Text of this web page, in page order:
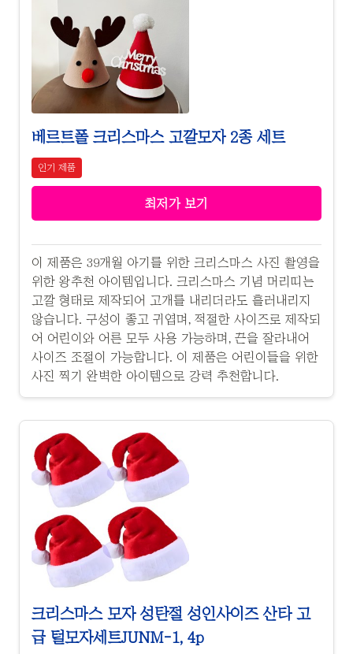
베르트폴 크리스마스 고깔모자 2종 세트
인기 제품
최저가 보기
이 제품은 39개월 아기를 위한 크리스마스 사진 촬영을
위한 왕추천 아이템입니다. 크리스마스 기념 머리띠는
고깔 형태로 제작되어 고개를 내리더라도 흘러내리지
않습니다. 구성이 좋고 귀엽며, 적절한 사이즈로 제작되
어 어린이와 어른 모두 사용 가능하며, 끈을 잘라내어
사이즈 조절이 가능합니다. 이 제품은 어린이들을 위한
사진 찍기 완벽한 아이템으로 강력 추천합니다.
크리스마스 모자 성탄절 성인사이즈 산타 고
급 털모자세트JUNM-1, 4p